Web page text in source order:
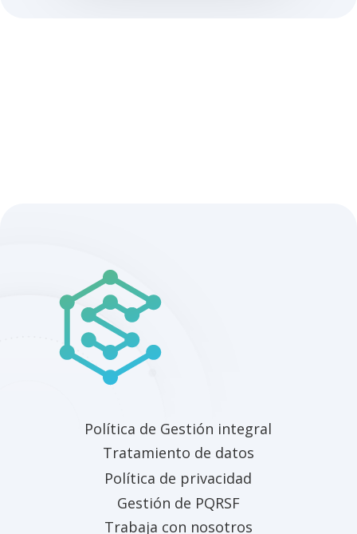
Política de Gestión integral
Tratamiento de datos
Política de privacidad
Gestión de PQRSF
Trabaja con nosotros